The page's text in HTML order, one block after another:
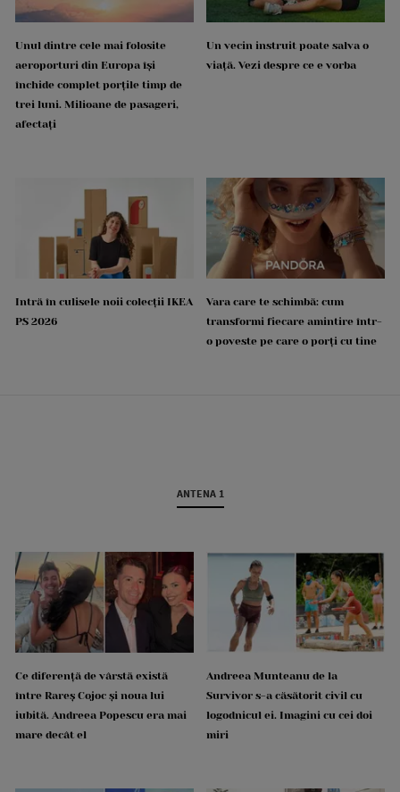
Unul dintre cele mai folosite
aeroporturi din Europa își
închide complet porțile timp de
trei luni. Milioane de pasageri,
afectați
Un vecin instruit poate salva o
viață. Vezi despre ce e vorba
Intră în culisele noii colecții IKEA
PS 2026
Vara care te schimbă: cum
transformi fiecare amintire într-
o poveste pe care o porți cu tine
ANTENA 1
Ce diferență de vârstă există
între Rareș Cojoc și noua lui
iubită. Andreea Popescu era mai
mare decât el
Andreea Munteanu de la
Survivor s-a căsătorit civil cu
logodnicul ei. Imagini cu cei doi
miri